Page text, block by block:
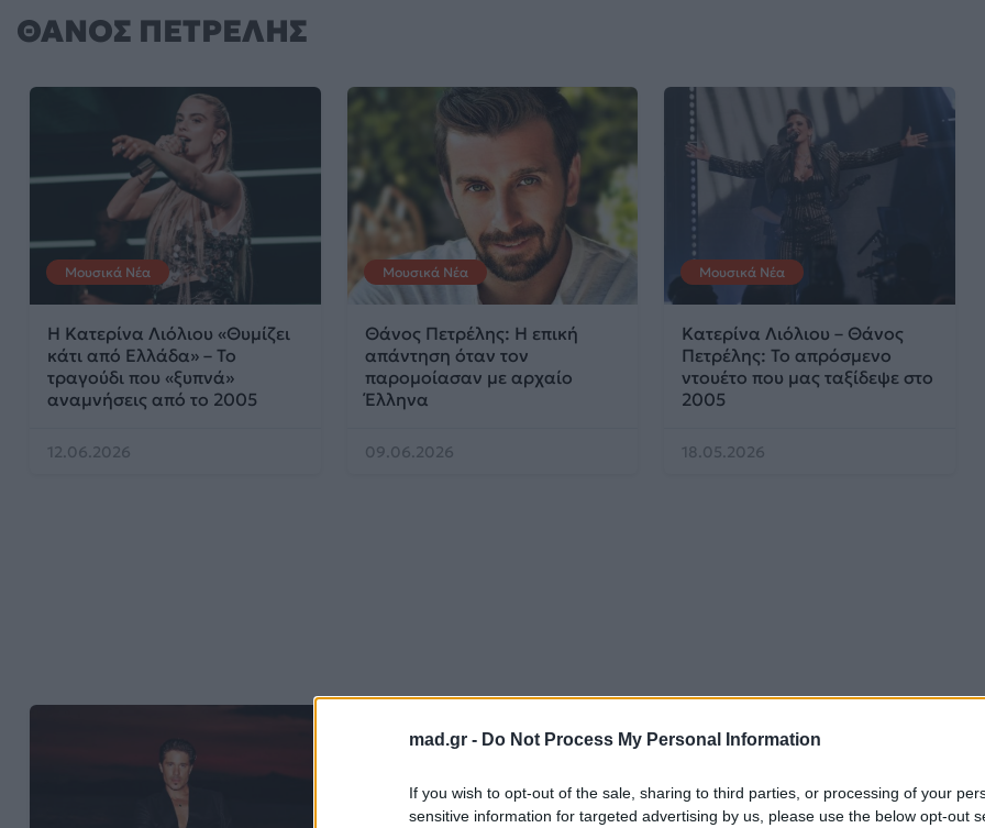
mad.gr - Do Not Process My Personal Information
If you wish to opt-out of the sale, sharing to third parties, or processing of your
sensitive information for targeted advertising by us, please use the below opt-out
ΘΑΝΟΣ ΠΕΤΡΕΛΗΣ
Μουσικά Νέα
Η Κατερίνα Λιόλιου «Θυμίζει
κάτι από Ελλάδα» – Το
τραγούδι που «ξυπνά»
αναμνήσεις από το 2005
12.06.2026
Μουσικά Νέα
Θάνος Πετρέλης: Η επική
απάντηση όταν τον
παρομοίασαν με αρχαίο
Έλληνα
09.06.2026
Μουσικά Νέα
Κατερίνα Λιόλιου – Θάνος
Πετρέλης: To απρόσμενο
ντουέτο που μας ταξίδεψε στο
2005
18.05.2026